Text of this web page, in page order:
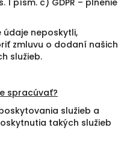
písm. c) GDPR – plnenie
neposkytli,
zmluvu o dodaní našich
služieb.
spracúvať?
služieb a
takých služieb